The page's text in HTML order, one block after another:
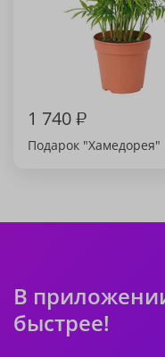
1 740₽
Подарок "Хамедорея"
В
быстрее!